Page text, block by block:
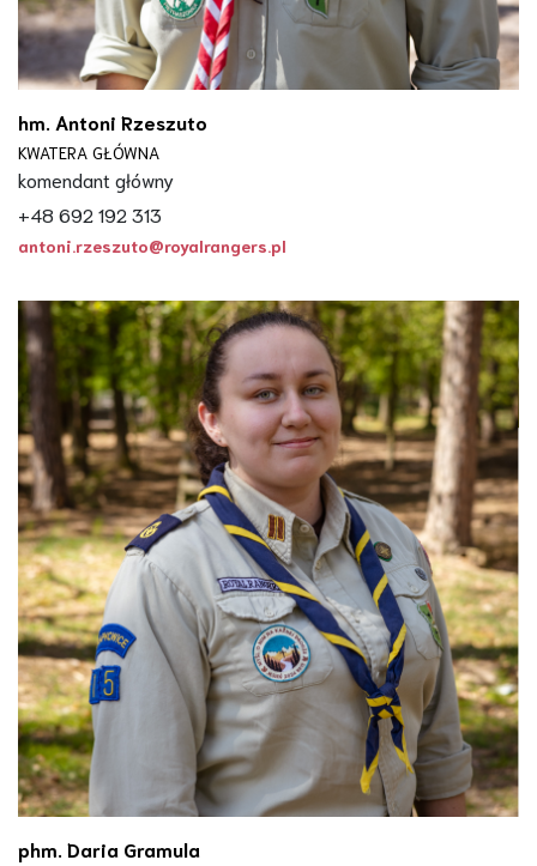
hm. Antoni Rzeszuto
KWATERA GŁÓWNA
komendant główny
+48 692 192 313
antoni.rzeszuto@royalrangers.pl
phm. Daria Gramula